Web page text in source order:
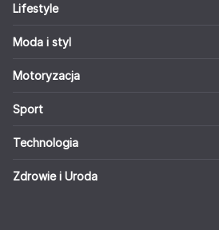
Lifestyle
Moda i styl
Motoryzacja
Sport
Technologia
Zdrowie i Uroda